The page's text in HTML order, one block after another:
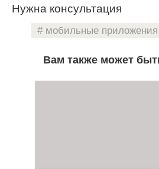
Нужна консультация
мобильные приложения
Вам также может